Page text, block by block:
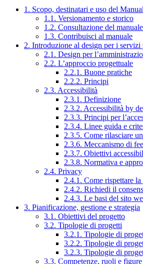
1. Scopo, destinatari e uso del
1.1. Versionamento e storico
1.2. Consultazione del manuale
1.3. Contribuisci al manuale
2. Introduzione al design per i
2.1. Design per
2.2. L’approccio progettuale
2.2.1. Buone pratiche
2.2.2. Principi
2.3. Accessibilità
2.3.1. Definizione
2.3.2. Accessibilità by
2.3.3. Principi per
2.3.4. Linee guida e
2.3.5. Come rilasciare
2.3.6. Meccanismo di
2.3.7. Obiettivi
2.3.8. Normativa e
2.4. Privacy
2.4.1. Come rispettare
2.4.2. Richiedi il
2.4.3. Le basi del sito
3. Pianificazione, gestione e strategia
3.1. Obiettivi del progetto
3.2. Tipologie di progetti
3.2.1. Tipologie di
3.2.2. Tipologie di
3.2.3. Tipologie di
3.3. Competenze, ruoli e